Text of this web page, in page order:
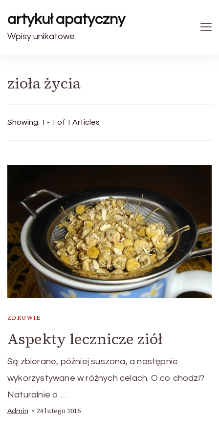
artykuł apatyczny
Wpisy unikatowe
zioła życia
Showing: 1 - 1 of 1 Articles
ZDROWIE
Aspekty lecznicze ziół
Są zbierane, później suszona, a następnie
wykorzystywane w różnych celach. O co chodzi?
Naturalnie o …
Admin 24 lutego 2016